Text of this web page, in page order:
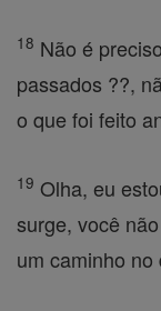
18 Não é
passados ??,
o que foi feito
19 Olha, eu
surge, você
um caminho